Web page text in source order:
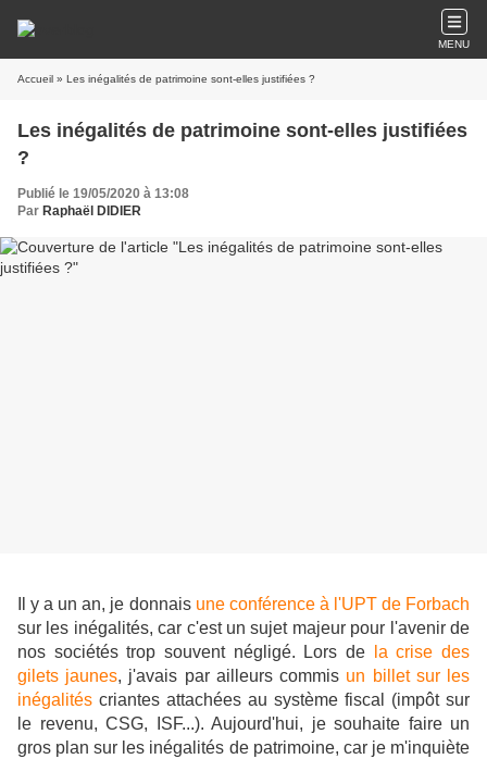
MENU
Accueil » Les inégalités de patrimoine sont-elles justifiées ?
Les inégalités de patrimoine sont-elles justifiées
?
Publié le 19/05/2020 à 13:08
Par Raphaël DIDIER
Il y a un an, je donnais une conférence à l'UPT de Forbach
sur les inégalités, car c'est un sujet majeur pour l'avenir de
nos sociétés trop souvent négligé. Lors de
la crise des
gilets jaunes, j'avais par ailleurs commis un billet sur les
inégalités criantes attachées au système fiscal (impôt sur
le revenu, CSG, ISF...). Aujourd'hui, je souhaite faire un
gros plan sur les inégalités de patrimoine, car je m'inquiète